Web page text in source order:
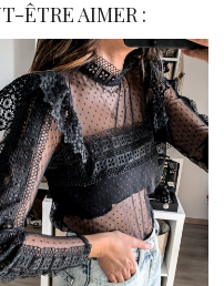
ÊTRE AIMER :